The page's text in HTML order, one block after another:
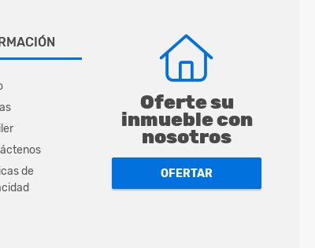
de
Oferte su
inmueble con
nosotros
OFERTAR